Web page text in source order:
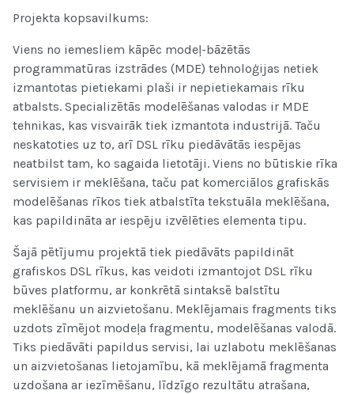
Projekta kopsavilkums:
Viens no iemesliem kāpēc modeļ-bāzētās
programmatūras izstrādes (MDE) tehnoloģijas netiek
izmantotas pietiekami plaši ir nepietiekamais rīku
atbalsts. Specializētās modelēšanas valodas ir MDE
tehnikas, kas visvairāk tiek izmantota industrijā. Taču
neskatoties uz to, arī DSL rīku piedāvātās iespējas
neatbilst tam, ko sagaida lietotāji. Viens no būtiskie rīka
servisiem ir meklēšana, taču pat komerciālos grafiskās
modelēšanas rīkos tiek atbalstīta tekstuāla meklēšana,
kas papildināta ar iespēju izvēlēties elementa tipu.
Šajā pētījumu projektā tiek piedāvāts papildināt
grafiskos DSL rīkus, kas veidoti izmantojot DSL rīku
būves platformu, ar konkrētā sintaksē balstītu
meklēšanu un aizvietošanu. Meklējamais fragments tiks
uzdots zīmējot modeļa fragmentu, modelēšanas valodā.
Tiks piedāvāti papildus servisi, lai uzlabotu meklēšanas
un aizvietošanas lietojamību, kā meklējamā fragmenta
uzdošana ar iezīmēšanu, līdzīgo rezultātu atrašana,